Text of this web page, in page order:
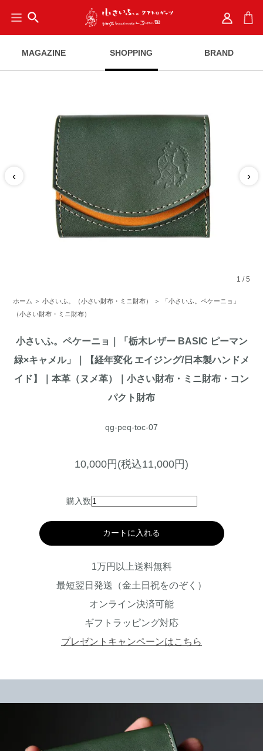
search
MAGAZINE SHOPPING BRAND
‹ ›
1 /5
ホーム ＞小さいふ。（小さい財布・ミニ財布） ＞
「小さいふ。ペケーニョ」
（小さい財布・ミニ財布）
小さいふ。ペケーニョ｜「栃木レザー BASIC ピーマン
緑×キャメル」｜【経年変化 エイジング/日本製ハンドメ
イド】｜本革（ヌメ革）｜小さい財布・ミニ財布・コン
パクト財布
qg-peq-toc-07
10,000円(税込11,000円)
購入数
カートに入れる
1万円以上送料無料
最短翌日発送（金土日祝をのぞく）
オンライン決済可能
ギフトラッピング対応
プレゼントキャンペーンはこちら